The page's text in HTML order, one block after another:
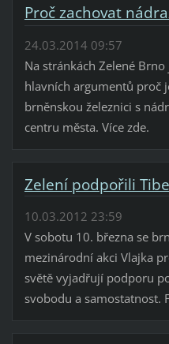
Proč zachovat
24.03.2014 09:57
Na stránkách Zelené
hlavních argumentů proč
brněnskou železnici s
centru města. Více zde.
Zelení podpořili
10.03.2012 23:59
V sobotu 10. března se
mezinárodní akci Vlajka
světě vyjadřují podporu
svobodu a samostatnost.